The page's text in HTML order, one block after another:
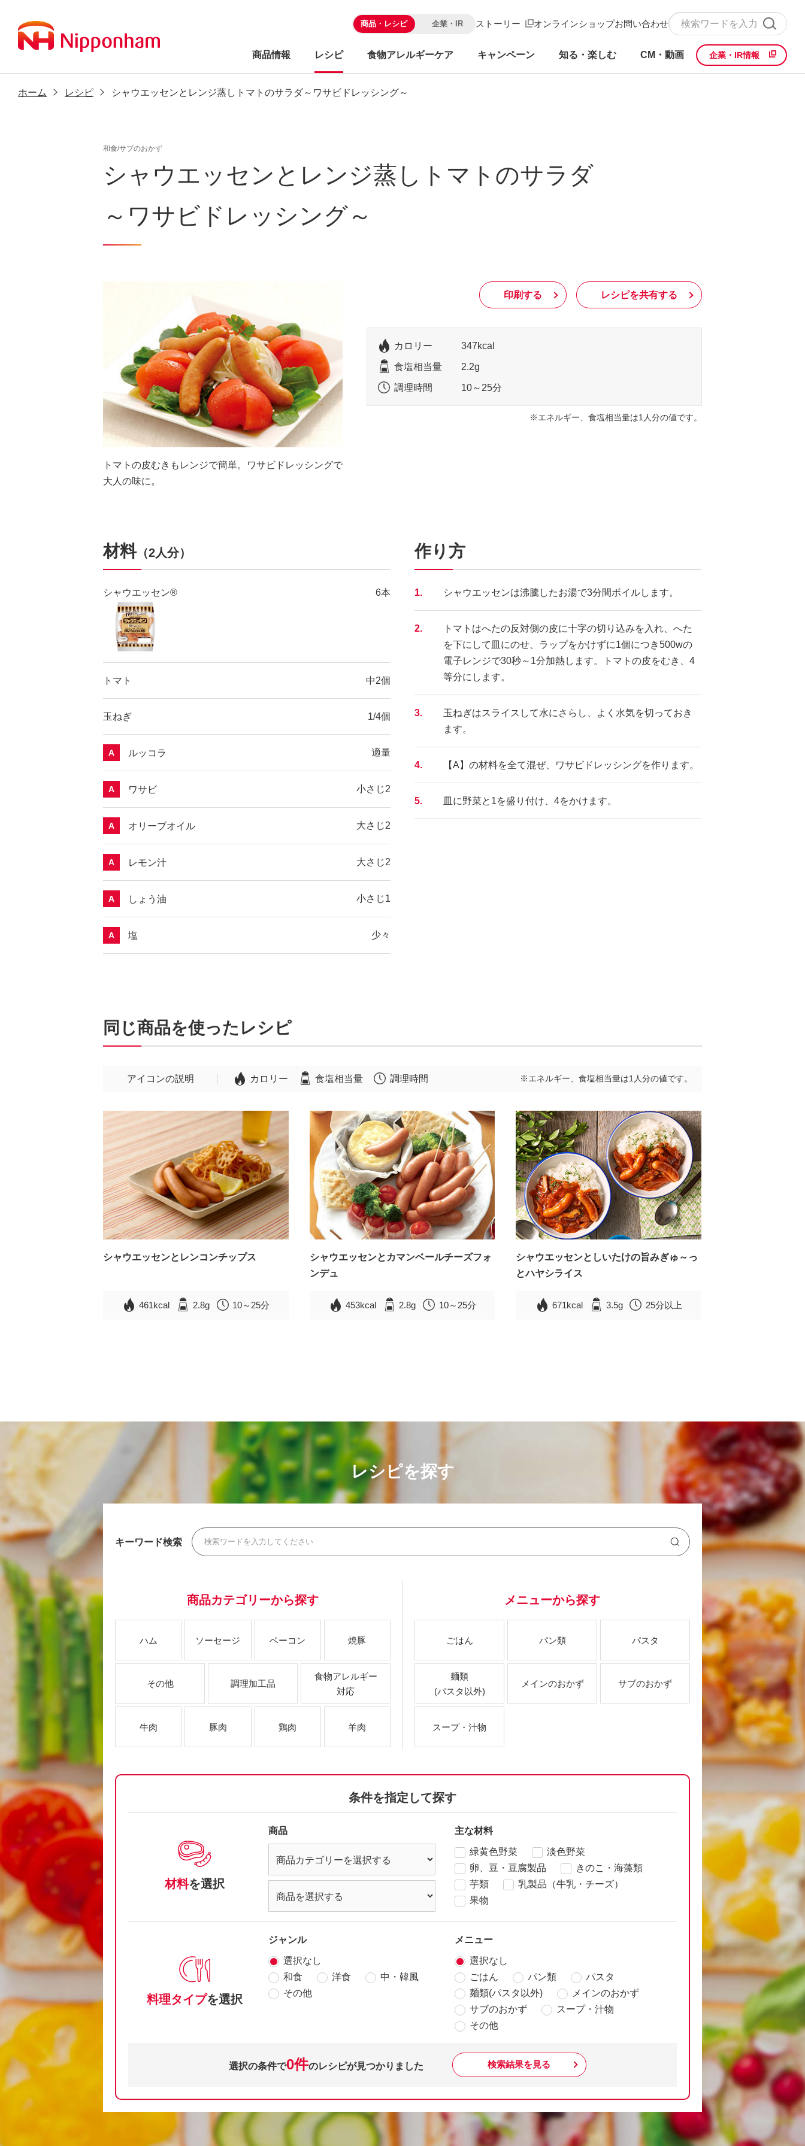
商品・レシピ 企業・IR ストーリー オンラインショップお問い合わせ
商品情報 レシピ 食物アレルギーケア キャンペーン 知る・楽しむ CM・動画 企業・IR情報
ホーム レシピ シャウエッセンとレンジ蒸しトマトのサラダ～ワサビドレッシング～
和食/サブのおかず
シャウエッセンとレンジ蒸しトマトのサラダ
～ワサビドレッシング～
トマトの皮むきもレンジで簡単。ワサビドレッシングで
大人の味に。
印刷する レシピを共有する
カロリー 347kcal
食塩相当量 2.2g
調理時間 10～25分
エネルギー、食塩相当量は1人分の値です。
材料（2人分）
シャウエッセン® 6本
トマト 中2個
玉ねぎ 1/4個
A ルッコラ 適量
A ワサビ 小さじ2
A オリーブオイル 大さじ2
A レモン汁 大さじ2
A しょう油 小さじ1
A 塩 少々
作り方
1. シャウエッセンは沸騰したお湯で3分間ボイルします。
2.
トマトはへたの反対側の皮に十字の切り込みを入れ、へた
を下にして皿にのせ、ラップをかけずに1個につき500wの
電子レンジで30秒～1分加熱します。トマトの皮をむき、4
等分にします。
3.
玉ねぎはスライスして水にさらし、よく水気を切っておき
ます。
4. 【A】の材料を全て混ぜ、ワサビドレッシングを作ります。
5. 皿に野菜と1を盛り付け、4をかけます。
同じ商品を使ったレシピ
アイコンの説明 カロリー 食塩相当量 調理時間 ※エネルギー、食塩相当量は1人分の値です。
シャウエッセンとレンコンチップス
461kcal 2.8g 10～25分
シャウエッセンとカマンベールチーズフォ
ンデュ
453kcal 2.8g 10～25分
シャウエッセンとしいたけの旨みぎゅ～っ
とハヤシライス
671kcal 3.5g 25分以上
レシピを探す
キーワード検索
商品カテゴリーから探す
ハム ソーセージ ベーコン 焼豚
その他 調理加工品
食物アレルギー
対応
牛肉 豚肉 鶏肉 羊肉
メニューから探す
ごはん パン類 パスタ
麺類
(パスタ以外)
メインのおかず サブのおかず
スープ・汁物
条件を指定して探す
材料を選択
商品 主な材料
緑黄色野菜
淡色野菜
卵、豆・豆腐製品
きのこ・海藻類
芋類
乳製品（牛乳・チーズ）
果物
料理タイプを選択
ジャンル
選択なし
和食
洋食
中・韓風
その他
メニュー
選択なし
ごはん
パン類
パスタ
麺類(パスタ以外)
メインのおかず
サブのおかず
スープ・汁物
その他
選択の条件で0件のレシピが見つかりました 検索結果を見る